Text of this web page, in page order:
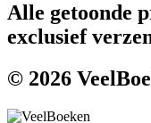
Alle getoonde
exclusief
© 2026